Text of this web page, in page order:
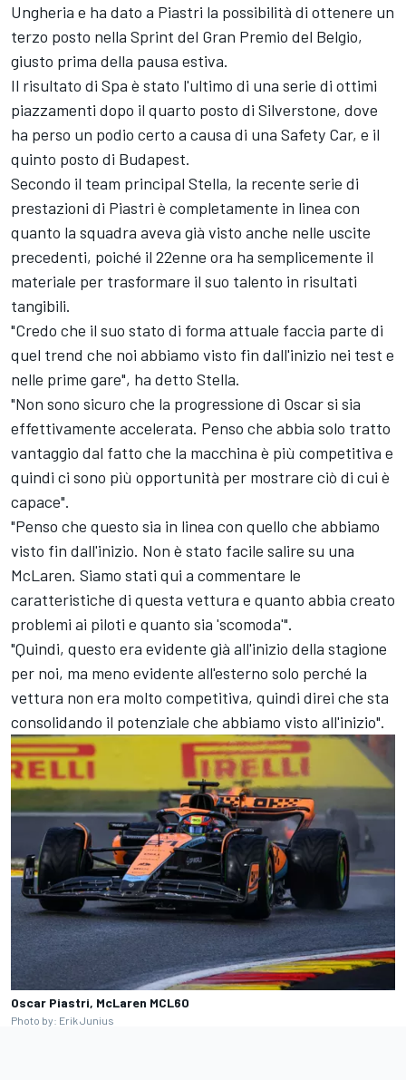
Ungheria e ha dato a Piastri la possibilità di ottenere un
terzo posto nella Sprint del Gran Premio del Belgio,
giusto prima della pausa estiva.
Il risultato di Spa è stato l'ultimo di una serie di ottimi
piazzamenti dopo il quarto posto di Silverstone, dove
ha perso un podio certo a causa di una Safety Car, e il
quinto posto di Budapest.
Secondo il team principal Stella, la recente serie di
prestazioni di Piastri è completamente in linea con
quanto la squadra aveva già visto anche nelle uscite
precedenti, poiché il 22enne ora ha semplicemente il
materiale per trasformare il suo talento in risultati
tangibili.
"Credo che il suo stato di forma attuale faccia parte di
quel trend che noi abbiamo visto fin dall'inizio nei test e
nelle prime gare", ha detto Stella.
"Non sono sicuro che la progressione di Oscar si sia
effettivamente accelerata. Penso che abbia solo tratto
vantaggio dal fatto che la macchina è più competitiva e
quindi ci sono più opportunità per mostrare ciò di cui è
capace".
"Penso che questo sia in linea con quello che abbiamo
visto fin dall'inizio. Non è stato facile salire su una
McLaren. Siamo stati qui a commentare le
caratteristiche di questa vettura e quanto abbia creato
problemi ai piloti e quanto sia 'scomoda'".
"Quindi, questo era evidente già all'inizio della stagione
per noi, ma meno evidente all'esterno solo perché la
vettura non era molto competitiva, quindi direi che sta
consolidando il potenziale che abbiamo visto all'inizio".
Oscar Piastri, McLaren MCL60
Photo by: Erik Junius